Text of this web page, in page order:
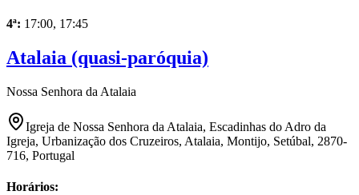
4ª: 17:00, 17:45
Atalaia (quasi-paróquia)
Nossa Senhora da Atalaia
Igreja de Nossa Senhora da Atalaia, Escadinhas do Adro da
Igreja, Urbanização dos Cruzeiros, Atalaia, Montijo, Setúbal, 2870-
716, Portugal
Horários: